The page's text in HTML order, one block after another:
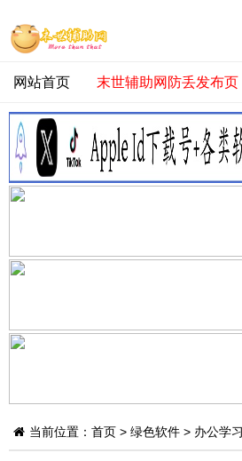
网站首页 末世辅助网防丢发布页
当前位置： 首页 > 绿色软件 > 办公学习